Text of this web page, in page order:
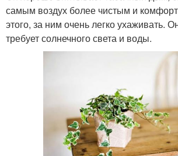
самым воздух более чистым и
этого, за ним очень легко ухаживать.
требует солнечного света и воды.